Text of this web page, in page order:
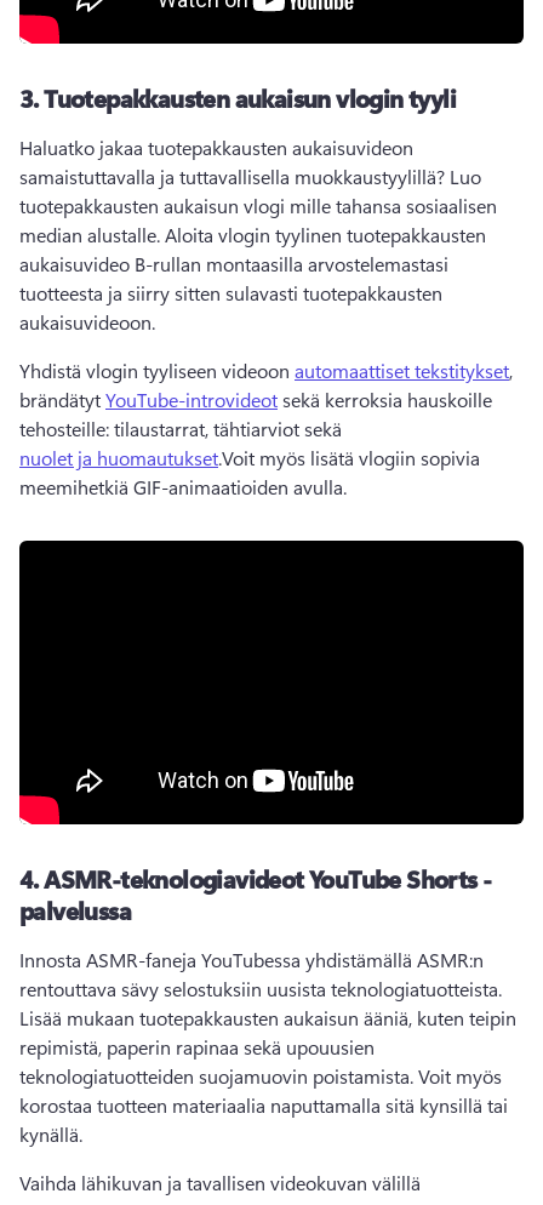
3.Tuotepakkausten aukaisun vlogin tyyli
Haluatko jakaa tuotepakkausten aukaisuvideon
samaistuttavalla ja tuttavallisella muokkaustyylillä? Luo
tuotepakkausten aukaisun vlogi mille tahansa sosiaalisen
median alustalle. Aloita vlogin tyylinen tuotepakkausten
aukaisuvideo B-rullan montaasilla arvostelemastasi
tuotteesta ja siirry sitten sulavasti tuotepakkausten
aukaisuvideoon.
Yhdistä vlogin tyyliseen videoon automaattiset tekstitykset,
brändätyt YouTube-introvideot sekä kerroksia hauskoille
tehosteille: tilaustarrat, tähtiarviot sekä
nuolet ja huomautukset.Voit myös lisätä vlogiin sopivia
meemihetkiä GIF-animaatioiden avulla.
4.ASMR-teknologiavideot YouTube Shorts -
palvelussa
Innosta ASMR-faneja YouTubessa yhdistämällä ASMR:n
Lisää mukaan tuotepakkausten aukaisun ääniä, kuten teipin
repimistä, paperin rapinaa sekä upouusien
teknologiatuotteiden suojamuovin poistamista. Voit myös
korostaa tuotteen materiaalia naputtamalla sitä kynsillä tai
kynällä.
Vaihda lähikuvan ja tavallisen videokuvan välillä